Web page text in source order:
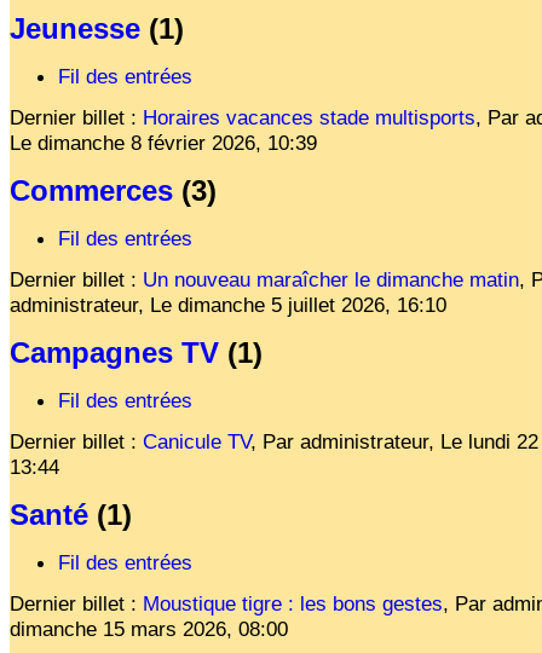
Jeunesse (1)
Fil des entrées
Dernier billet : Horaires vacances stade multisports, Par
Le dimanche 8 février 2026, 10:39
Commerces (3)
Fil des entrées
Dernier billet : Un nouveau maraîcher le dimanche matin,
administrateur, Le dimanche 5 juillet 2026, 16:10
Campagnes TV (1)
Fil des entrées
Dernier billet : Canicule TV, Par administrateur, Le lundi
13:44
Santé (1)
Fil des entrées
Dernier billet : Moustique tigre : les bons gestes, Par
dimanche 15 mars 2026, 08:00